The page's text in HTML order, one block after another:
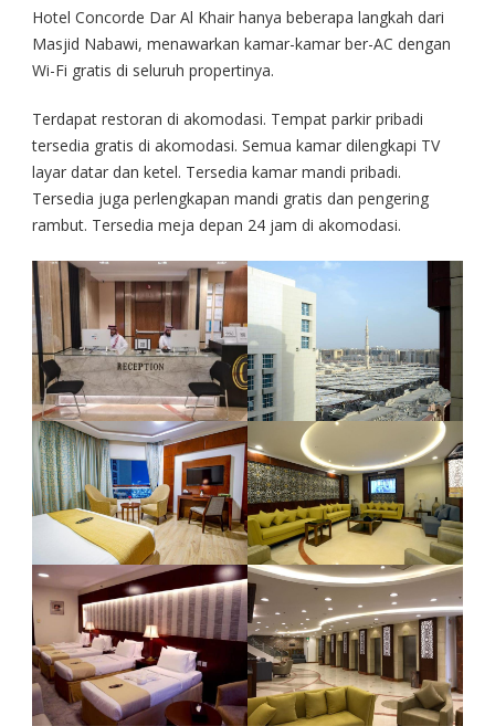
Hotel Concorde Dar Al Khair hanya beberapa langkah dari
Masjid Nabawi, menawarkan kamar-kamar ber-AC dengan
Wi-Fi gratis di seluruh propertinya.
Terdapat restoran di akomodasi. Tempat parkir pribadi
tersedia gratis di akomodasi. Semua kamar dilengkapi TV
layar datar dan ketel. Tersedia kamar mandi pribadi.
Tersedia juga perlengkapan mandi gratis dan pengering
rambut. Tersedia meja depan 24 jam di akomodasi.